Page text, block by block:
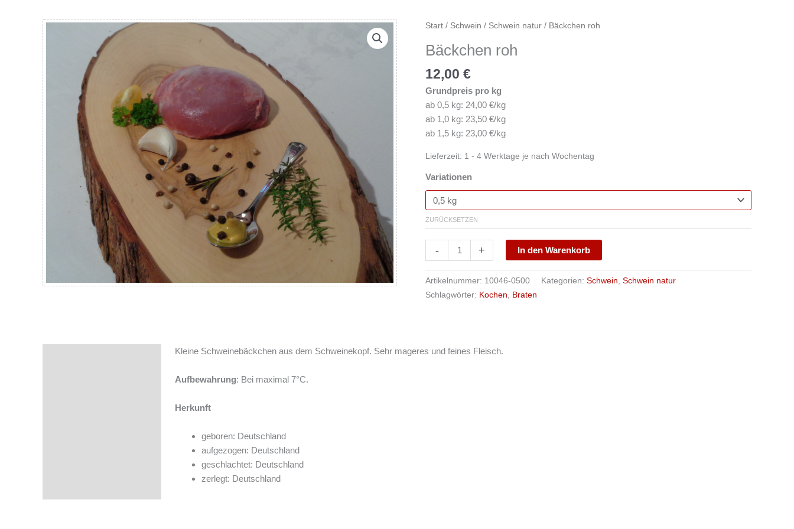
Start / Schwein / Schwein natur / Bäckchen roh
Bäckchen roh
12,00 €
Grundpreis pro kg
ab 0,5 kg: 24,00 €/kg
ab 1,0 kg: 23,50 €/kg
ab 1,5 kg: 23,00 €/kg
Lieferzeit: 1 - 4 Werktage je nach Wochentag
Variationen
ZURÜCKSETZEN
-
Bäckchen
Menge
+ In den Warenkorb
Artikelnummer: 10046-0500 Kategorien: Schwein, Schwein natur
Schlagwörter: Kochen, Braten
Kleine Schweinebäckchen aus dem Schweinekopf. Sehr mageres und feines Fleisch.
Aufbewahrung: Bei maximal 7°C.
Herkunft
geboren: Deutschland
aufgezogen: Deutschland
geschlachtet: Deutschland
zerlegt: Deutschland